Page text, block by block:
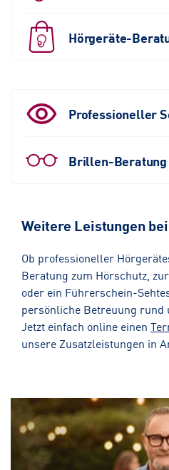
Hörgeräte-
Professioneller
Brillen-Beratung
Weitere Leistungen
Ob professioneller
Beratung zum Hörschutz,
oder ein Führerschein-
persönliche Betreuung rund
Jetzt einfach online einen
unsere Zusatzleistungen in